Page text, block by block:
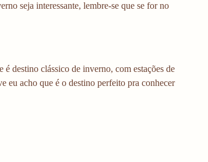
seja interessante, lembre-se que se for no
destino clássico de inverno, com estações de
eu acho que é o destino perfeito pra conhecer